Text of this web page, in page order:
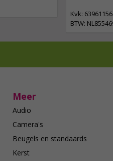
Kvk: 63961156
BTW:
Meer
Audio
Camera's
Beugels en standaards
Kerst